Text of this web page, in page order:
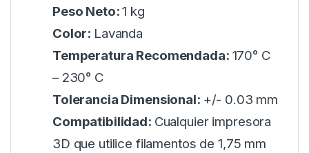
Peso Neto:1 kg
Color: Lavanda
Temperatura Recomendada: 170° C
– 230° C
Tolerancia Dimensional: +/- 0.03 mm
Compatibilidad: Cualquier impresora
3D que utilice filamentos de 1,75 mm